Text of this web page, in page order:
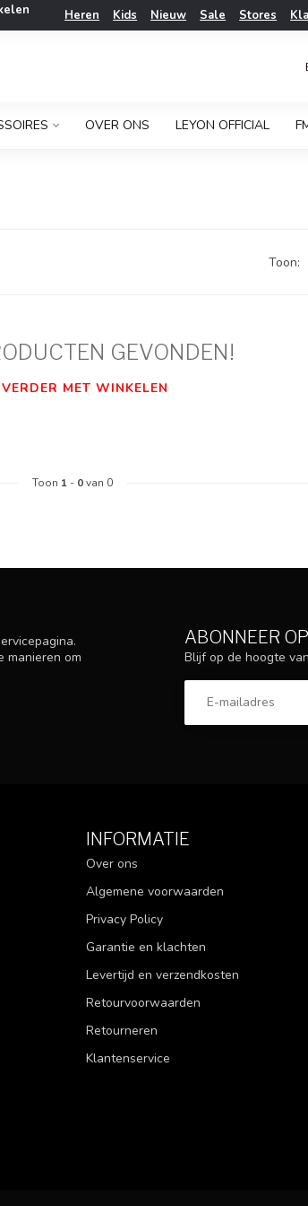
Heren Kids Nieuw Sale Stores
OVER ONS LEYON OFFICIAL
Toon:
GEVONDEN!
MET WINKELEN
Toon 1 - 0van 0
manieren om
ABONNEER
Blijf op de hoogte
INFORMATIE
Over ons
Algemene voorwaarden
Privacy Policy
Garantie en klachten
Levertijd en verzendkosten
Retourvoorwaarden
Retourneren
Klantenservice